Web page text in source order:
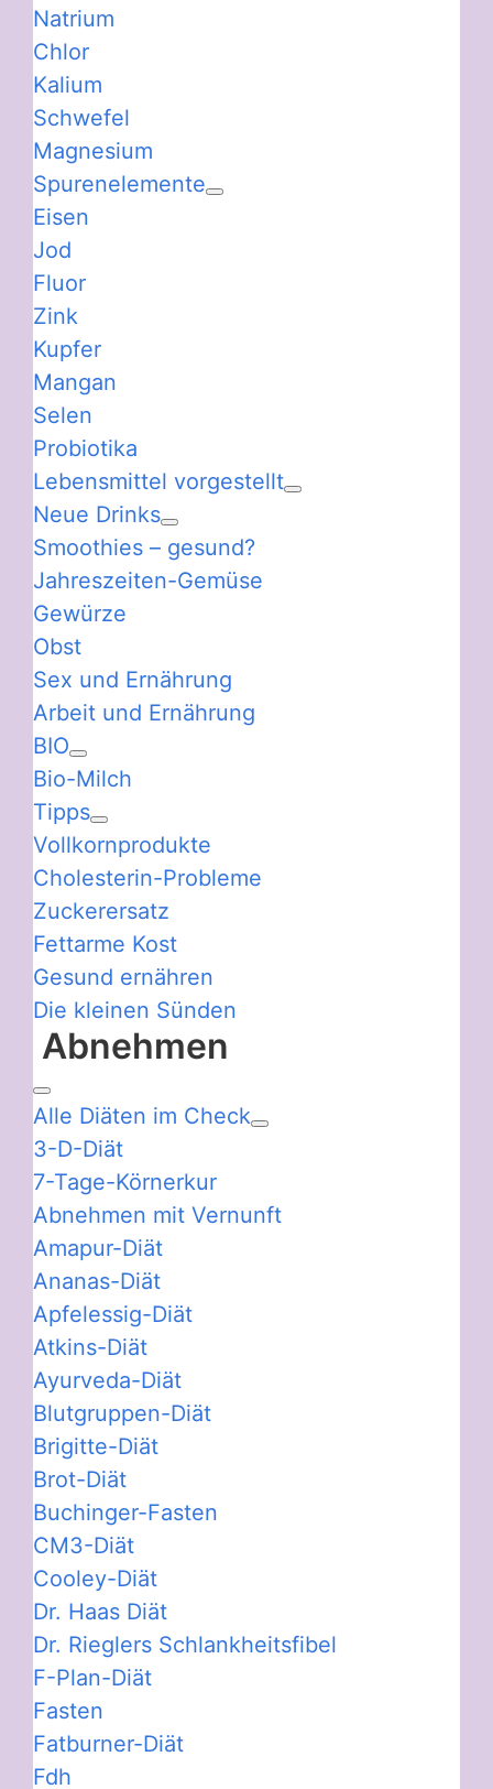
Natrium
Chlor
Kalium
Schwefel
Magnesium
Spurenelemente
Eisen
Jod
Fluor
Zink
Kupfer
Mangan
Selen
Probiotika
Lebensmittel vorgestellt
Neue Drinks
Smoothies – gesund?
Jahreszeiten-Gemüse
Gewürze
Obst
Sex und Ernährung
Arbeit und Ernährung
BIO
Bio-Milch
Tipps
Vollkornprodukte
Cholesterin-Probleme
Zuckerersatz
Fettarme Kost
Gesund ernähren
Die kleinen Sünden
Abnehmen
Alle Diäten im Check
3-D-Diät
7-Tage-Körnerkur
Abnehmen mit Vernunft
Amapur-Diät
Ananas-Diät
Apfelessig-Diät
Atkins-Diät
Ayurveda-Diät
Blutgruppen-Diät
Brigitte-Diät
Brot-Diät
Buchinger-Fasten
CM3-Diät
Cooley-Diät
Dr. Haas Diät
Dr. Rieglers Schlankheitsfibel
F-Plan-Diät
Fasten
Fatburner-Diät
Fdh